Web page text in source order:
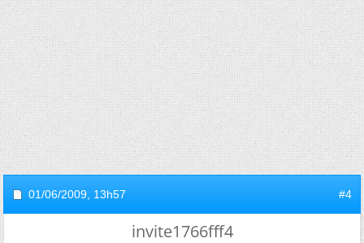
01/06/2009, 13h57 #4
invite1766fff4